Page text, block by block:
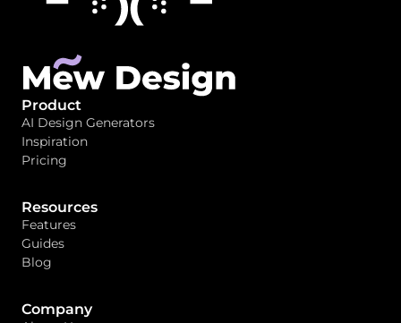
Product
AI Design Generators
Inspiration
Pricing
Resources
Features
Guides
Blog
Company